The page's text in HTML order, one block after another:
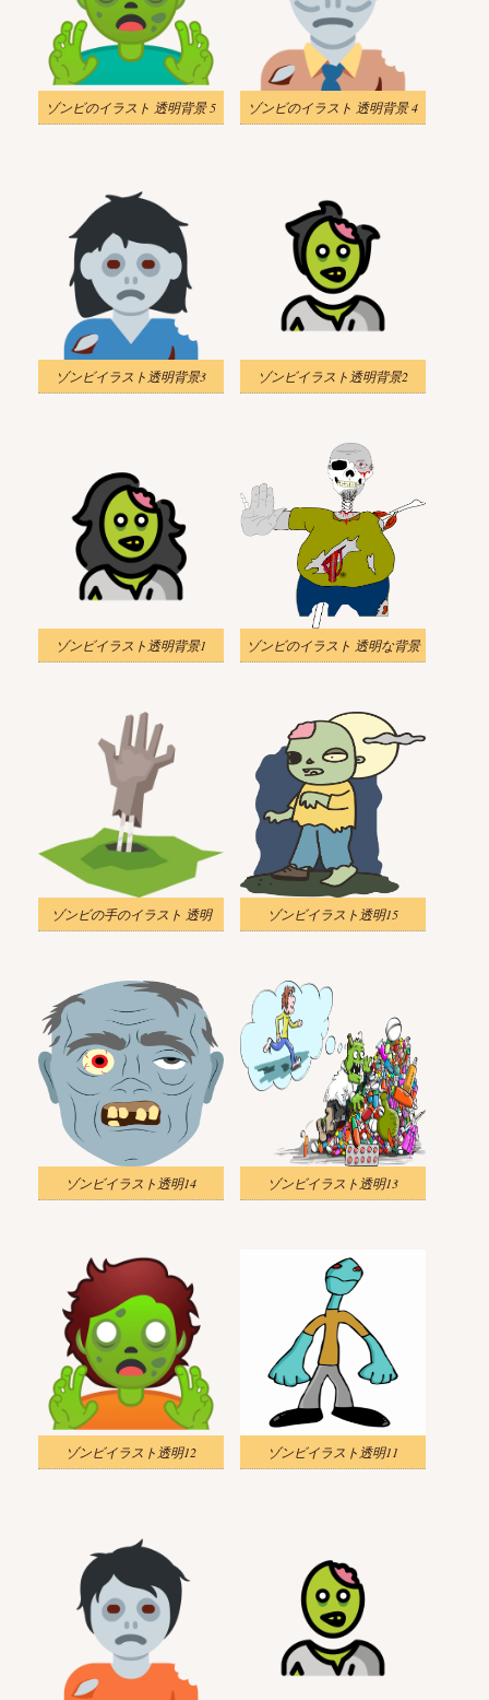
ゾンビのイラスト 透明背景 5 ゾンビのイラスト 透明背景 4
ゾンビイラスト透明背景3 ゾンビイラスト透明背景2
ゾンビイラスト透明背景1 ゾンビのイラスト 透明な背景
ゾンビの手のイラスト 透明 ゾンビイラスト透明15
ゾンビイラスト透明14 ゾンビイラスト透明13
ゾンビイラスト透明12 ゾンビイラスト透明11